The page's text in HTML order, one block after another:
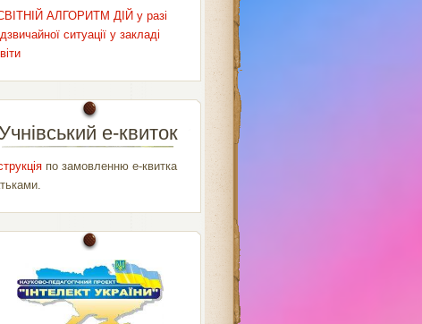
АЛГОРИТМ ДІЙ у разі
ситуації у закладі
е-квиток
по замовленню е-квитка